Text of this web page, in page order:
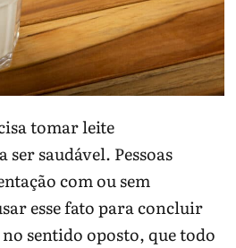
tomar leite
saudável. Pessoas
com ou sem
esse fato para concluir
sentido oposto, que todo